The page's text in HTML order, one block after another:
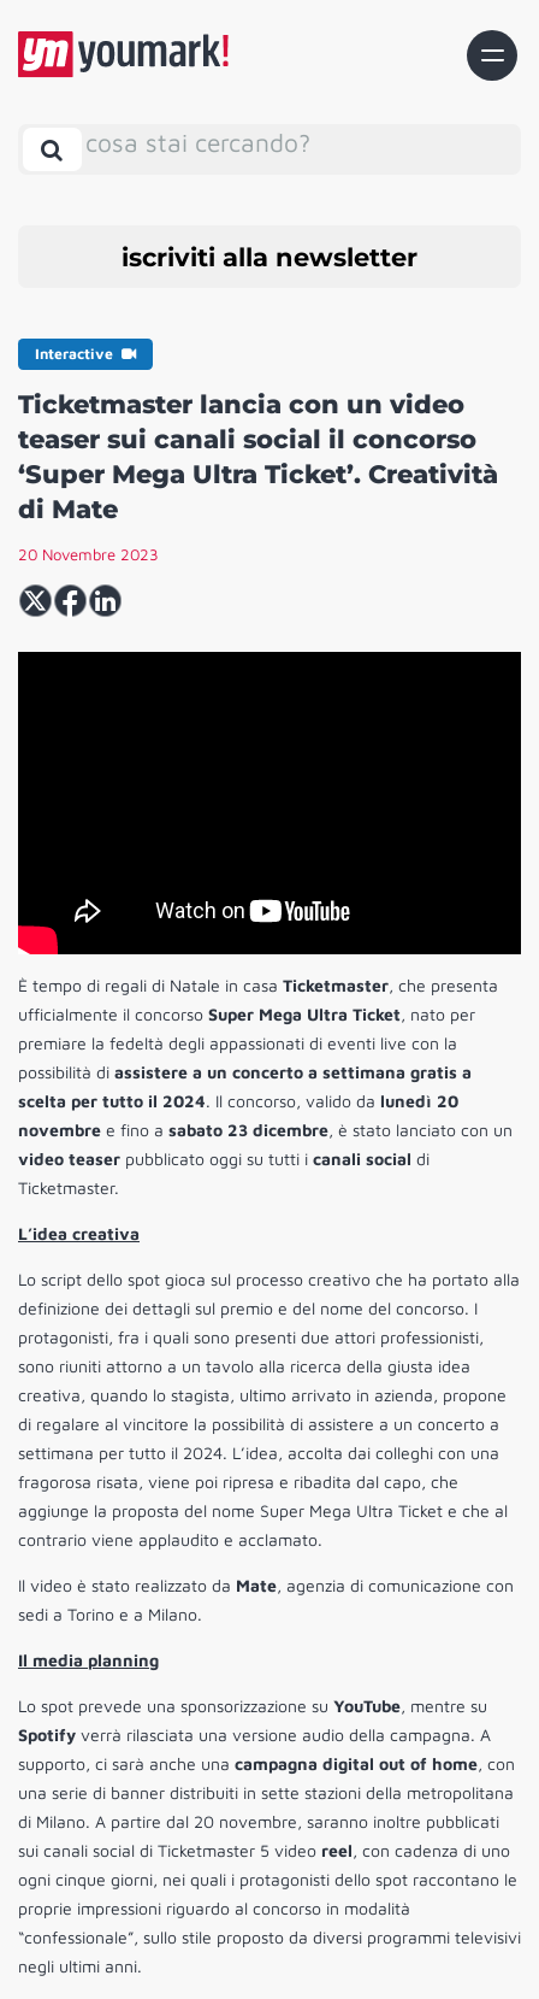
cosa stai cercando?
iscriviti alla newsletter
Interactive
Ticketmaster lancia con un video
teaser sui canali social il concorso
‘Super Mega Ultra Ticket’. Creatività
di Mate
20 Novembre 2023
È tempo di regali di Natale in casa Ticketmaster, che presenta
ufficialmente il concorso Super Mega Ultra Ticket, nato per
premiare la fedeltà degli appassionati di eventi live con la
possibilità di assistere a un concerto a settimana gratis a
scelta per tutto il 2024. Il concorso, valido da lunedì 20
novembre e fino a sabato 23 dicembre, è stato lanciato con un
video teaser pubblicato oggi su tutti i canali social di
Ticketmaster.
L’idea creativa
Lo script dello spot gioca sul processo creativo che ha portato alla
definizione dei dettagli sul premio e del nome del concorso. I
protagonisti, fra i quali sono presenti due attori professionisti,
sono riuniti attorno a un tavolo alla ricerca della giusta idea
creativa, quando lo stagista, ultimo arrivato in azienda, propone
di regalare al vincitore la possibilità di assistere a un concerto a
settimana per tutto il 2024. L’idea, accolta dai colleghi con una
fragorosa risata, viene poi ripresa e ribadita dal capo, che
aggiunge la proposta del nome Super Mega Ultra Ticket e che al
contrario viene applaudito e acclamato.
Il video è stato realizzato da Mate, agenzia di comunicazione con
sedi a Torino e a Milano.
Il media planning
Lo spot prevede una sponsorizzazione su YouTube, mentre su
Spotify verrà rilasciata una versione audio della campagna. A
supporto, ci sarà anche una campagna digital out of home, con
una serie di banner distribuiti in sette stazioni della metropolitana
di Milano. A partire dal 20 novembre, saranno inoltre pubblicati
sui canali social di Ticketmaster 5 video reel, con cadenza di uno
ogni cinque giorni, nei quali i protagonisti dello spot raccontano le
proprie impressioni riguardo al concorso in modalità
“confessionale”, sullo stile proposto da diversi programmi televisivi
negli ultimi anni.